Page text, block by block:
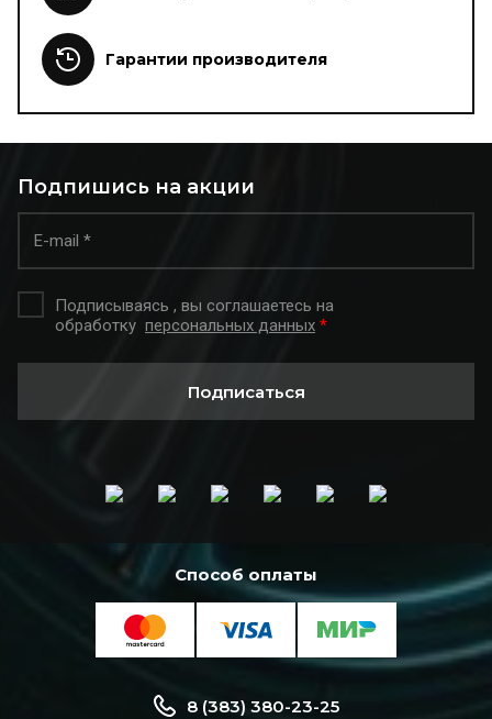
Гарантии производителя
Подпишись на акции
Подписываясь , вы соглашаетесь на
обработку персональных данных *
Подписаться
Способ оплаты
8 (383) 380-23-25